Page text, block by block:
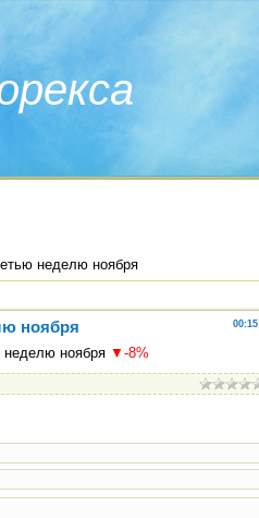
неделю ноября
00:15
ноября
неделю ноября ▼-8%